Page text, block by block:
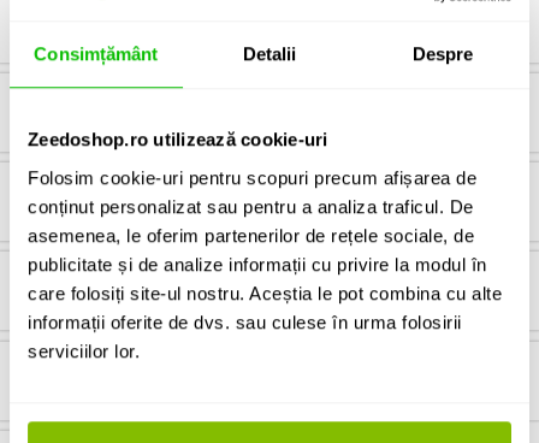
Consimțământ Detalii Despre
Zeedoshop.ro utilizează cookie-uri
Folosim cookie-uri pentru scopuri precum afișarea de
conținut personalizat sau pentru a analiza traficul. De
asemenea, le oferim partenerilor de rețele sociale, de
publicitate și de analize informații cu privire la modul în
care folosiți site-ul nostru. Aceștia le pot combina cu alte
informații oferite de dvs. sau culese în urma folosirii
serviciilor lor.
CHIMES TRIANGLES AGOGOS
CLAVE GUIROS VIBRA SLAP